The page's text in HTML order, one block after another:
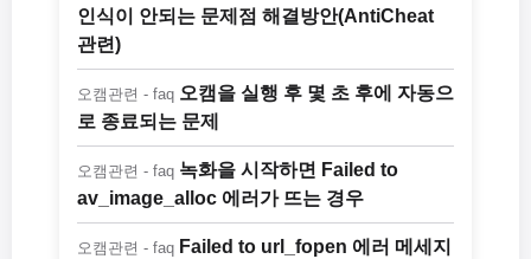
인식이 안되는 문제점 해결방안(AntiCheat
관련)
오캠관련 - faq 오캠을 실행 후 몇 초 후에 자동으
로 종료되는 문제
오캠관련 - faq 녹화을 시작하면 Failed to
av_image_alloc 에러가 뜨는 경우
오캠관련 - faq Failed to url_fopen 에러 메세지